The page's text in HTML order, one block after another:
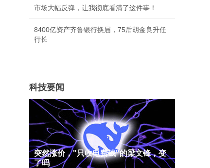
市场大幅反弹，让我彻底看清了这件事！
8400亿资产齐鲁银行换届，75后胡金良升任
行长
科技要闻
突然涨价，"只收电费钱"的梁文锋，变
了吗